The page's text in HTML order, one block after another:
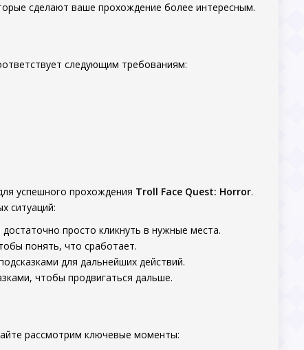
сделают ваше прохождение более интересным.
следующим требованиям:
успешного прохождения Troll Face Quest: Horror.
ситуаций:
просто кликнуть в нужные места.
понять, что сработает.
для дальнейших действий.
чтобы продвигаться дальше.
рассмотрим ключевые моменты: